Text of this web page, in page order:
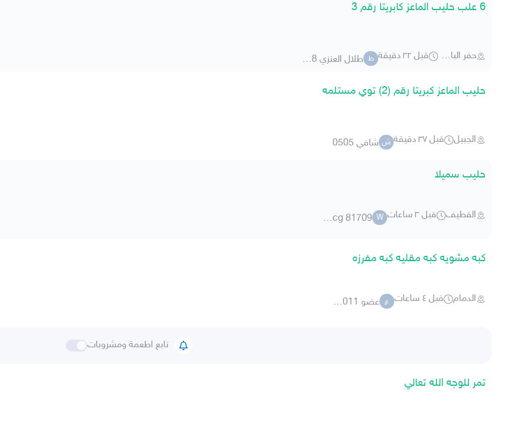
6 علب حليب الماعز كابريتا رقم 3
حفر الباطن قبل ٣٢ دقيقة ط طلال العنزي 58198
حليب الماعز كبريتا رقم (2) توي مستلمه
الجبيل قبل ٣٧ دقيقة ش شافي 0505
حليب سميلا
القطيف قبل ٣ ساعات W
w.jcg 81709
كبه مشويه كبه مقليه كبه مفرزه
الدمام قبل ٤ ساعات ع عضو 911011
تابع اطعمة ومشروبات
تمر للوجه الله تعالي